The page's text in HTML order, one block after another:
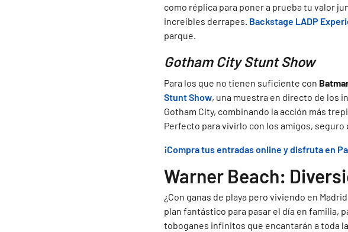
como réplica para poner a prueba tu valor
increíbles derrapes. Backstage LADP
parque.
Gotham City Stunt Show
Para los que no tienen suficiente con
Stunt Show, una muestra en directo de los
Gotham City, combinando la acción más
Perfecto para vivirlo con los amigos,
¡Compra tus entradas online y disfruta en
Warner Beach:
¿Con ganas de playa pero viviendo en
plan fantástico para pasar el día en familia,
toboganes infinitos que encantarán a toda